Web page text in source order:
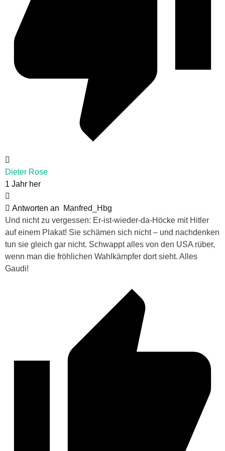
Dieter Rose
1 Jahr her
Antworten an
Manfred_Hbg
Und nicht zu vergessen: Er-ist-wieder-da-Höcke mit Hitler
auf einem Plakat! Sie schämen sich nicht – und nachdenken
tun sie gleich gar nicht. Schwappt alles von den USA rüber,
wenn man die fröhlichen Wahlkämpfer dort sieht. Alles
Gaudi!